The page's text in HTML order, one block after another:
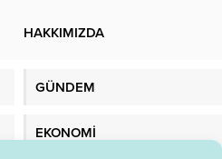
HAKKIMIZDA
GÜNDEM
EKONOMİ